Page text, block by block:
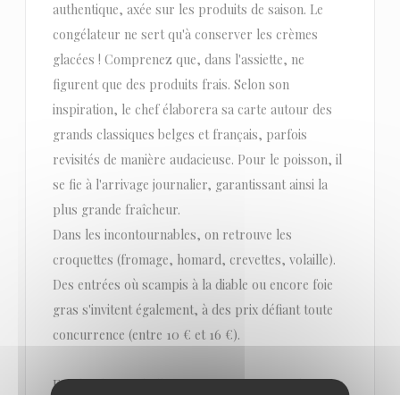
authentique, axée sur les produits de saison. Le
congélateur ne sert qu'à conserver les crèmes
glacées ! Comprenez que, dans l'assiette, ne
figurent que des produits frais. Selon son
inspiration, le chef élaborera sa carte autour des
grands classiques belges et français, parfois
revisités de manière audacieuse. Pour le poisson, il
se fie à l'arrivage journalier, garantissant ainsi la
plus grande fraîcheur.
Dans les incontournables, on retrouve les
croquettes (fromage, homard, crevettes, volaille).
Des entrées où scampis à la diable ou encore foie
gras s'invitent également, à des prix défiant toute
concurrence (entre 10 € et 16 €).
En plat, la part belle est souvent faite aux abats.